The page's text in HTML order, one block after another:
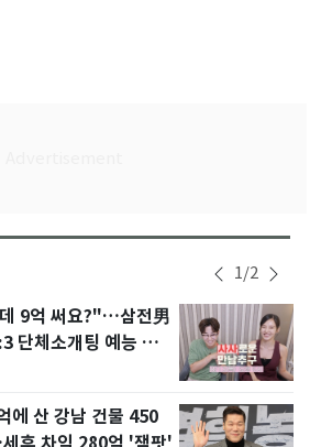
1/2
9억 써요?"…삼전男
단체소개팅 예능 화
에 산 강남 건물 450